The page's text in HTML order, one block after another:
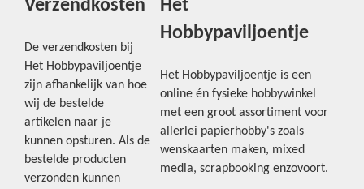
Verzendkosten
De verzendkosten bij
Het Hobbypaviljoentje
zijn afhankelijk van hoe
wij de bestelde
artikelen naar je
kunnen opsturen. Als de
bestelde producten
verzonden kunnen
Het
Hobbypaviljoentje
Het Hobbypaviljoentje is een
online én fysieke hobbywinkel
met een groot assortiment voor
allerlei papierhobby's zoals
wenskaarten maken, mixed
media, scrapbooking enzovoort.